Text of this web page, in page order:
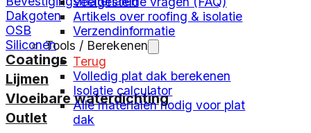
Artikels over roofing & isolatie
Verzendinformatie
Tools / Berekenen
Terug
Volledig plat dak berekenen
Isolatie calculator
Alle materialen nodig voor plat
dak
Dakgoten
OSB
Siliconen
Coatings
Lijmen
Vloeibare waterdichting
Outlet